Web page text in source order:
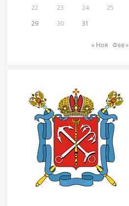
22
23 24 25
29
30 31
« Ноя Фев »